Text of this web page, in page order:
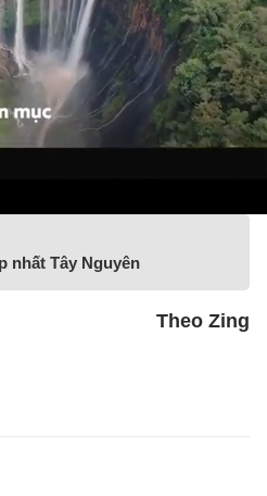
nhất Tây Nguyên
Theo Zing